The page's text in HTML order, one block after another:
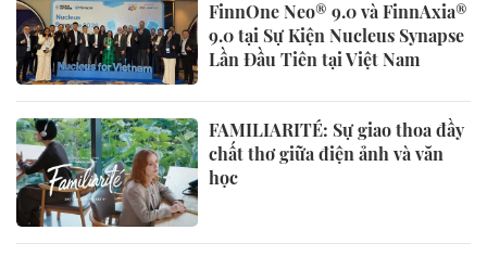
FinnOne Neo® 9.0 và FinnAxia®
9.0 tại Sự Kiện Nucleus Synapse
Lần Đầu Tiên tại Việt Nam
FAMILIARITÉ: Sự giao thoa đầy
chất thơ giữa điện ảnh và văn
học